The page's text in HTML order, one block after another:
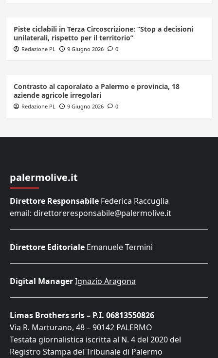
Piste ciclabili in Terza Circoscrizione: “Stop a decisioni
unilaterali, rispetto per il territorio”
Redazione PL 9 Giugno 2026 0
Contrasto al caporalato a Palermo e provincia, 18
aziende agricole irregolari
Redazione PL 9 Giugno 2026 0
palermolive.it
Direttore Responsabile Federica Raccuglia
email: direttoreresponsabile@palermolive.it
Direttore Editoriale Emanuele Termini
Digital ManagerIgnazio Aragona
Limas Brothers srls – P.I. 06813550826
Via R. Marturano, 48 – 90142 PALERMO
Testata giornalistica iscritta al N. 4 del 2020 del
Registro Stampa del Tribunale di Palermo